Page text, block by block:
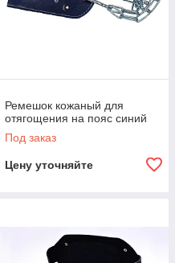
Ремешок кожаный для
отягощения на пояс синий
Под заказ
Цену уточняйте